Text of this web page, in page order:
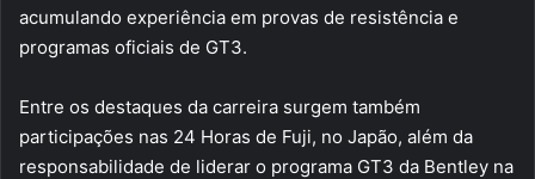
acumulando experiência em provas de resistência e
programas oficiais de GT3.
Entre os destaques da carreira surgem também
participações nas 24 Horas de Fuji, no Japão, além da
responsabilidade de liderar o programa GT3 da Bentley na